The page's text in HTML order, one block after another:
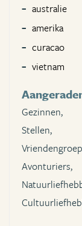
australie
amerika
curacao
vietnam
Gezinnen,
Stellen,
Avonturiers,